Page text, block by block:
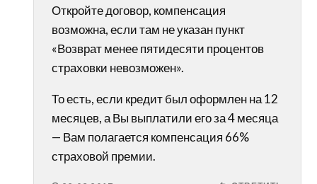
Откройте договор, компенсация
возможна, если там не указан пункт
«Возврат менее пятидесяти процентов
страховки невозможен».
То есть, если кредит был оформлен на 12
месяцев, а Вы выплатили его за 4 месяца
— Вам полагается компенсация 66%
страховой премии.